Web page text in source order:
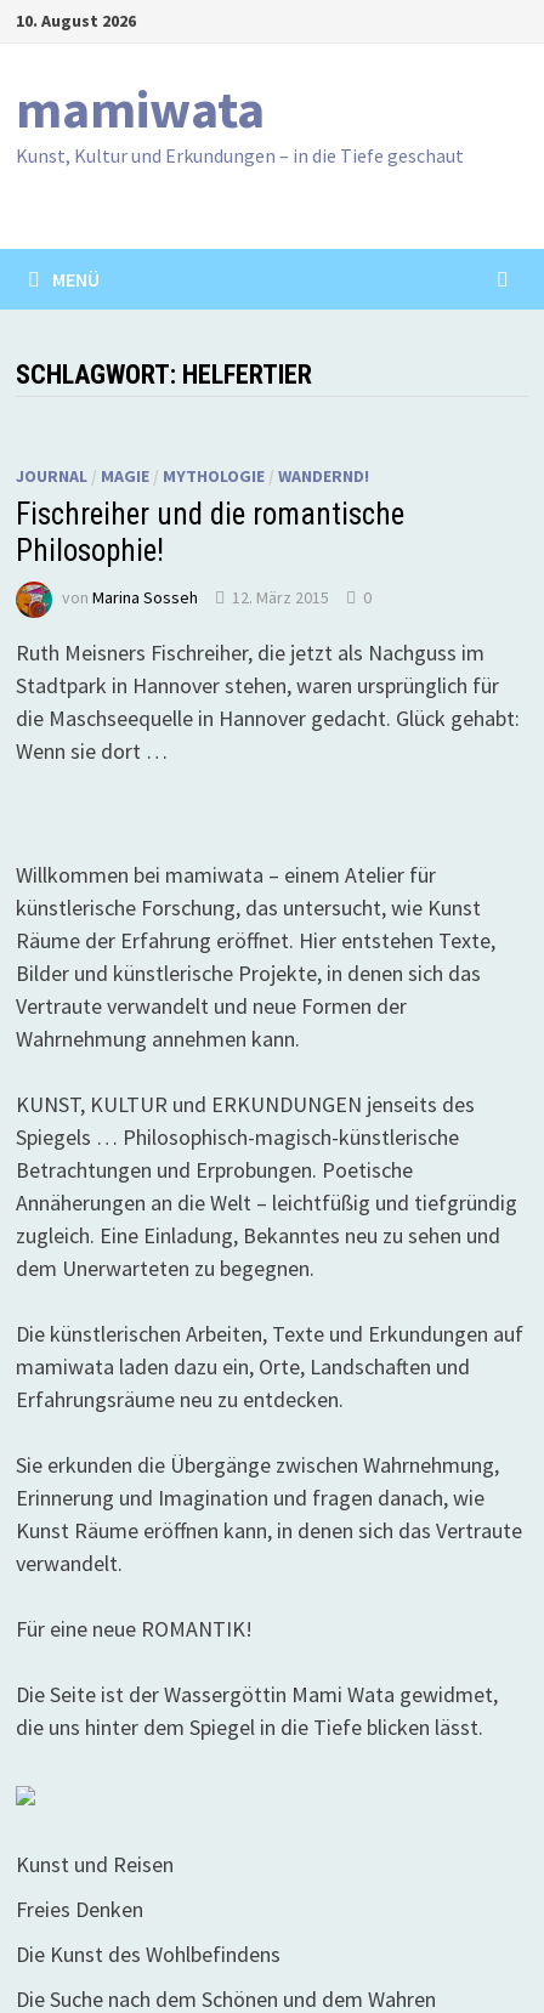
Zum10. August 2026
mamiwata
Kunst, Kultur und Erkundungen – in die Tiefe geschaut
MENÜ
SCHLAGWORT: HELFERTIER
JOURNAL/ MAGIE/ MYTHOLOGIE/ WANDERND!
Fischreiher und die romantische
Philosophie!
von Marina Sosseh 12. März 2015 0
Ruth Meisners Fischreiher, die jetzt als Nachguss im
Stadtpark in Hannover stehen, waren ursprünglich für
die Maschseequelle in Hannover gedacht. Glück gehabt:
Wenn sie dort …
Willkommen bei mamiwata – einem Atelier für
künstlerische Forschung, das untersucht, wie Kunst
Räume der Erfahrung eröffnet. Hier entstehen Texte,
Bilder und künstlerische Projekte, in denen sich das
Vertraute verwandelt und neue Formen der
Wahrnehmung annehmen kann.
KUNST, KULTUR und ERKUNDUNGEN jenseits des
Spiegels … Philosophisch-magisch-künstlerische
Betrachtungen und Erprobungen. Poetische
Annäherungen an die Welt – leichtfüßig und tiefgründig
zugleich. Eine Einladung, Bekanntes neu zu sehen und
dem Unerwarteten zu begegnen.
Die künstlerischen Arbeiten, Texte und Erkundungen auf
mamiwata laden dazu ein, Orte, Landschaften und
Erfahrungsräume neu zu entdecken.
Sie erkunden die Übergänge zwischen Wahrnehmung,
Erinnerung und Imagination und fragen danach, wie
Kunst Räume eröffnen kann, in denen sich das Vertraute
verwandelt.
Für eine neue ROMANTIK!
Die Seite ist der Wassergöttin Mami Wata gewidmet,
die uns hinter dem Spiegel in die Tiefe blicken lässt.
Kunst und Reisen
Freies Denken
Die Kunst des Wohlbefindens
Die Suche nach dem Schönen und dem Wahren